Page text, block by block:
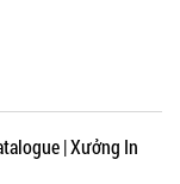
| Xưởng In